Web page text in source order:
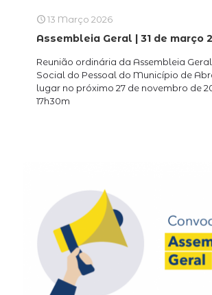
13 Março 2026
Assembleia Geral | 31 de março
Reunião ordinária da Assembleia
Social do Pessoal do Município de
lugar no próximo 27 de novembro de
17h30m